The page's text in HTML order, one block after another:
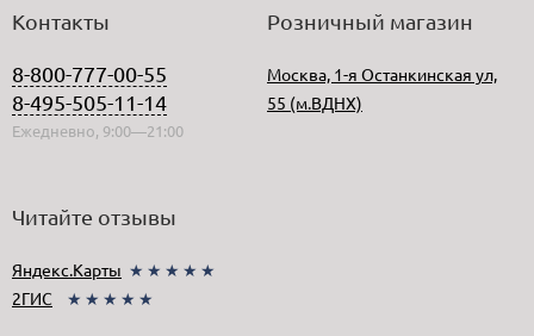
Контакты
8-800-777-00-55
8-495-505-11-14
Ежедневно, 9:00—21:00
Розничный магазин
Москва, 1-я Останкинская ул,
55 (м.ВДНХ)
Читайте отзывы
Яндекс.Карты ★★★★★
2ГИС
★★★★★